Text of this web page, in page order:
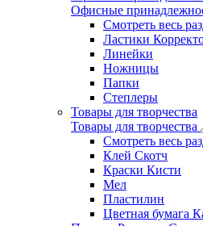
Офисные
Смотреть весь
Ластики
Линейки
Ножницы
Папки
Степлеры
Товары для творчества
Товары для творчества
Смотреть весь
Клей Скотч
Краски Кисти
Мел
Пластилин
Цветная бумага